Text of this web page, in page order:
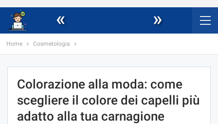
« »
Home Cosmetologia
Colorazione alla moda: come
scegliere il colore dei capelli più
adatto alla tua carnagione